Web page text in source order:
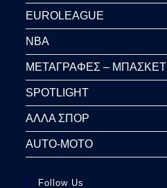
EUROLEAGUE
NBA
ΜΕΤΑΓΡΑΦΕΣ – ΜΠΑΣΚΕΤ
SPOTLIGHT
ΑΛΛΑ ΣΠΟΡ
AUTO-MOTO
Follow Us